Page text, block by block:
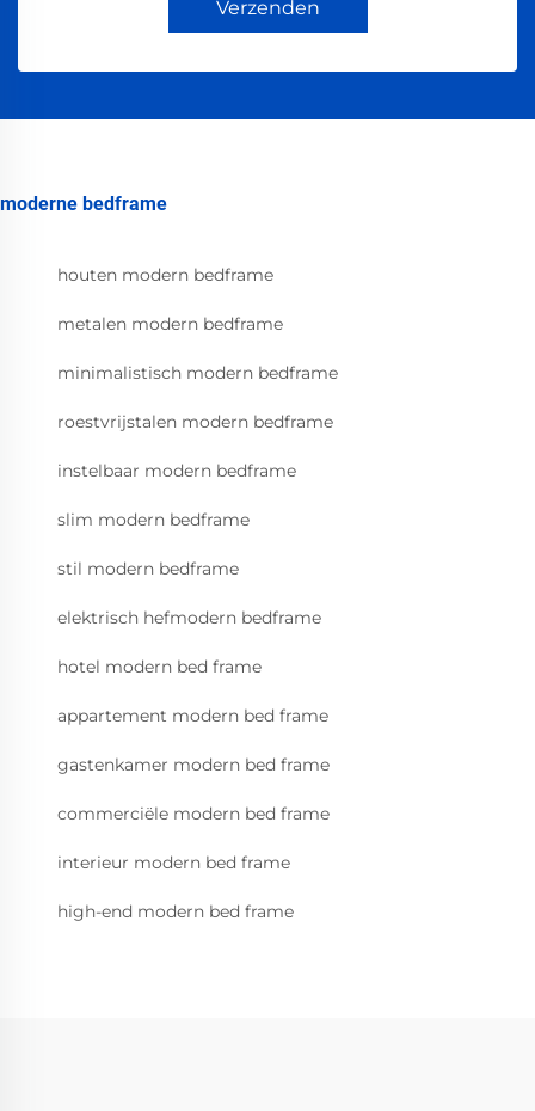
Verzenden
moderne bedframe
houten modern bedframe
metalen modern bedframe
minimalistisch modern bedframe
roestvrijstalen modern bedframe
instelbaar modern bedframe
slim modern bedframe
stil modern bedframe
elektrisch hefmodern bedframe
hotel modern bed frame
appartement modern bed frame
gastenkamer modern bed frame
commerciële modern bed frame
interieur modern bed frame
high-end modern bed frame